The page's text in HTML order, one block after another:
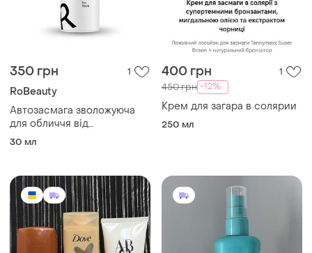
350 грн 1
RoBeauty
Автозасмага зволожуюча
для обличчя від
українського бренду
30 мл
400 грн 1
450 грн -12%
Крем для загара в солярии
250 мл